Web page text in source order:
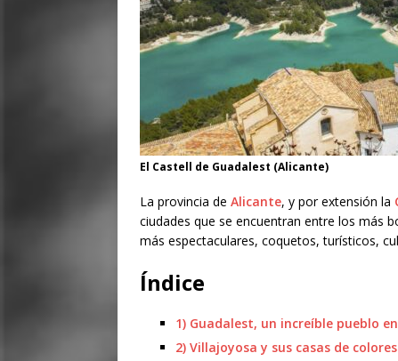
El Castell de Guadalest (Alicante)
La provincia de Alicante, y por extensión la
ciudades que se encuentran entre los más
más espectaculares, coquetos, turísticos,
Índice
1) Guadalest, un increíble pueblo
2) Villajoyosa y sus casas de colores